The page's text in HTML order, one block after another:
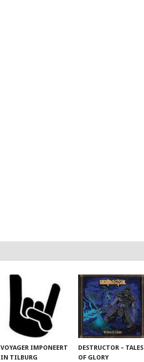
VOYAGER IMPONEERT
IN TILBURG
DESTRUCTOR – TALES
OF GLORY